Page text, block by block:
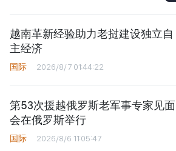
越南革新经验助力老挝建设独立自
主经济
国际 2026/8/7 01:44:22
第53次援越俄罗斯老军事专家见面
会在俄罗斯举行
国际 2026/8/6 11:05:47